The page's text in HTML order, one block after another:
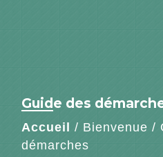
Guide des
Accueil / Bienvenue /
démarches